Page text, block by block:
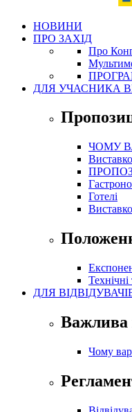
НОВИНИ
ПРО ЗАХІД
Про
ДЛЯ УЧАСНИКА
ЧОМУ
Готелі
ДЛЯ
Важлива
Чому